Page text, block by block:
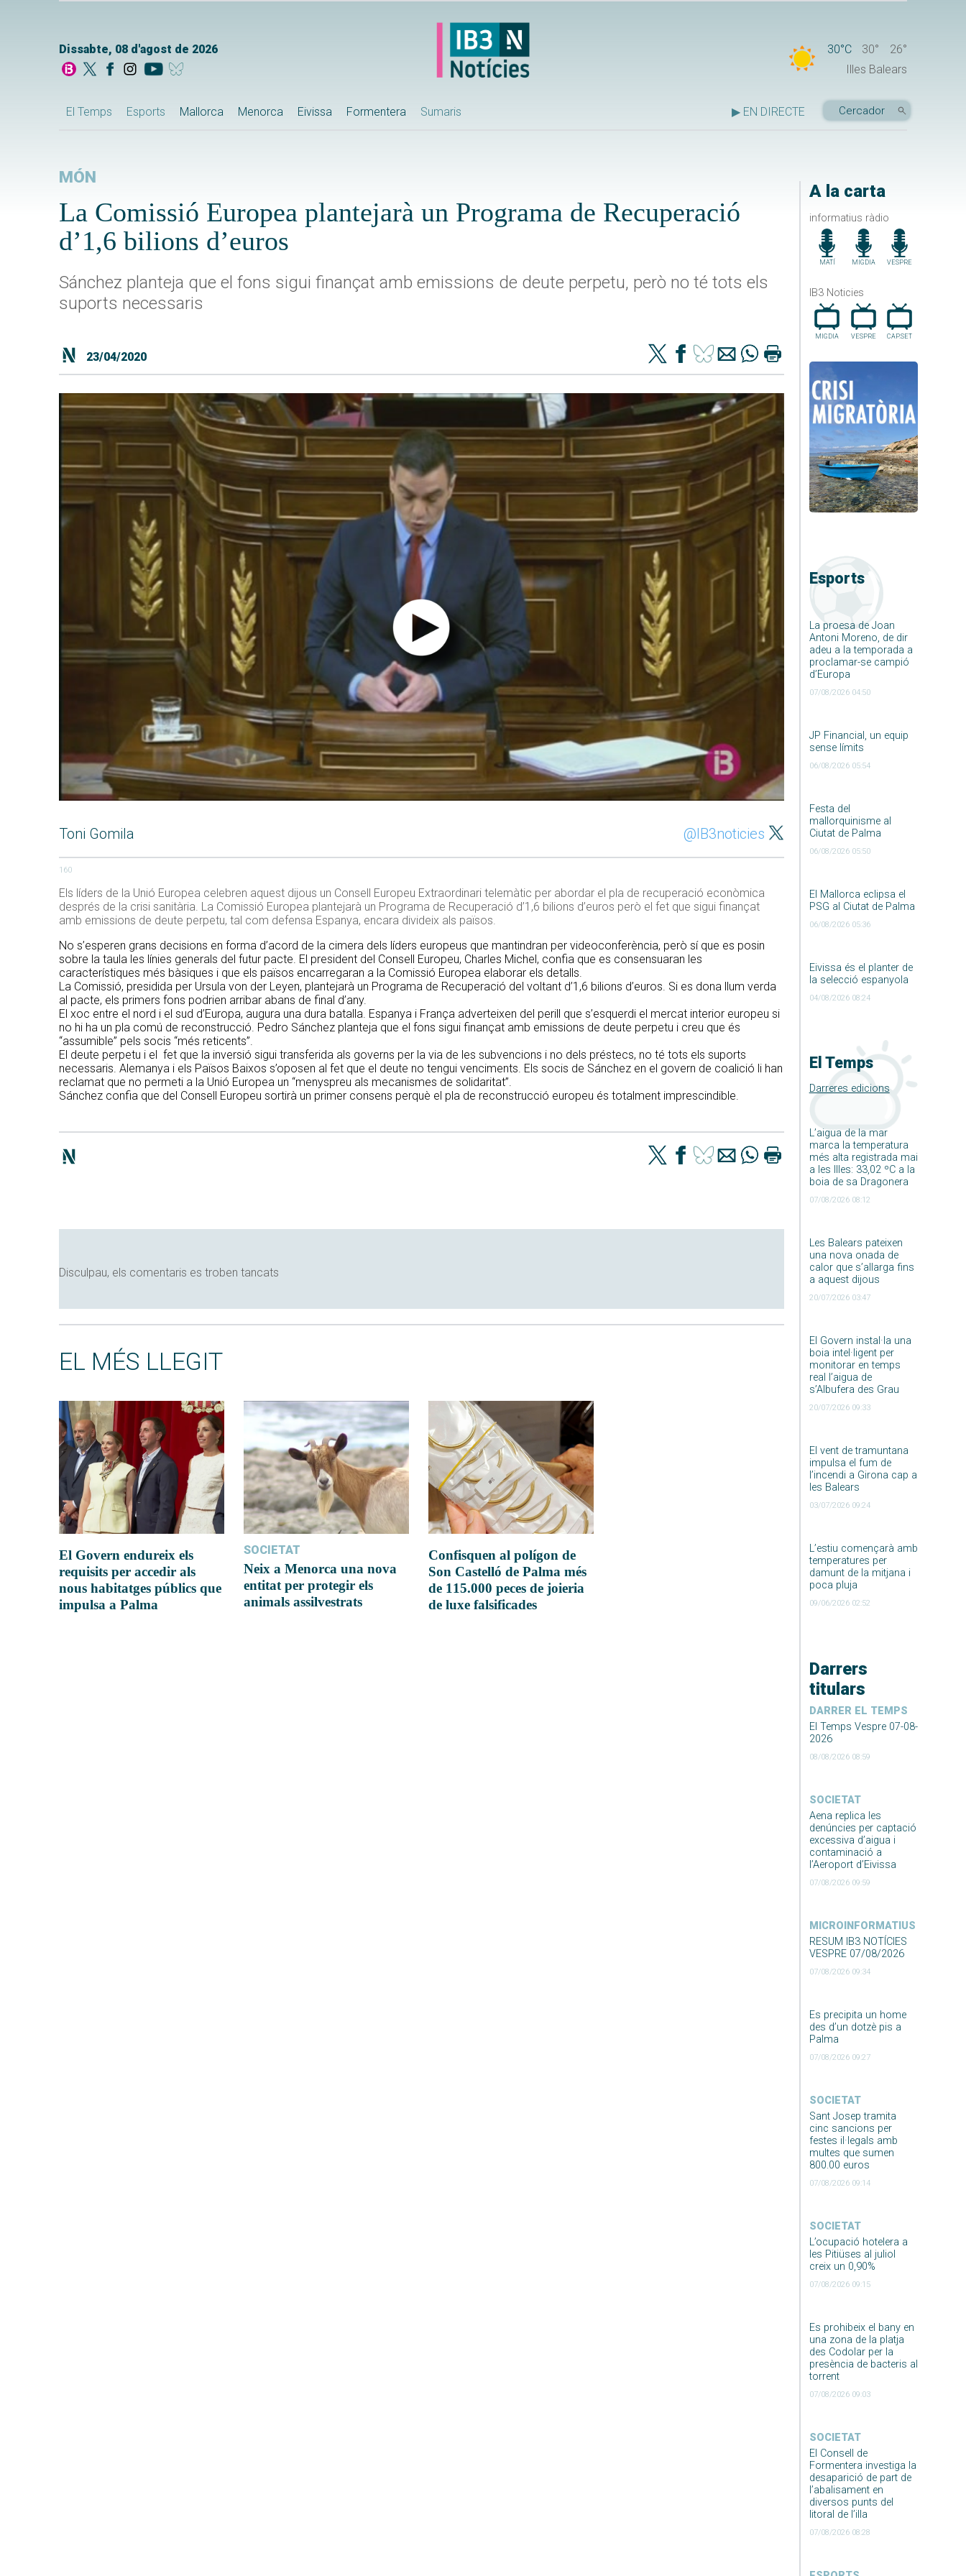
Dissabte, 08 d'agost de 2026 30°C 30°
26°
Illes Balears
El Temps Esports Mallorca Menorca Eivissa Formentera Sumaris ▶ EN DIRECTE
A la carta
informatius ràdio
MATÍ MIGDIA VESPRE
IB3 Noticies
MIGDIA VESPRE CAP.SET
Esports
La proesa de Joan
Antoni Moreno, de dir
adeu a la temporada a
proclamar-se campió
d’Europa
07/08/2026 04:50
JP Financial, un equip
sense límits
06/08/2026 05:54
Festa del
mallorquinisme al
Ciutat de Palma
06/08/2026 05:50
El Mallorca eclipsa el
PSG al Ciutat de Palma
06/08/2026 05:36
Eivissa és el planter de
la selecció espanyola
04/08/2026 08:24
El Temps
Darreres edicions
L’aigua de la mar
marca la temperatura
més alta registrada mai
a les Illes: 33,02 ºC a la
boia de sa Dragonera
07/08/2026 08:12
Les Balears pateixen
una nova onada de
calor que s’allarga fins
a aquest dijous
20/07/2026 03:47
El Govern instal·la una
boia intel·ligent per
monitorar en temps
real l’aigua de
s’Albufera des Grau
20/07/2026 09:33
El vent de tramuntana
impulsa el fum de
l’incendi a Girona cap a
les Balears
03/07/2026 09:24
L’estiu començarà amb
temperatures per
damunt de la mitjana i
poca pluja
09/06/2026 02:52
Darrers
titulars
DARRER EL TEMPS
El Temps Vespre 07-08-
2026
08/08/2026 08:59
SOCIETAT
Aena replica les
denúncies per captació
excessiva d’aigua i
contaminació a
l’Aeroport d’Eivissa
07/08/2026 09:59
MICROINFORMATIUS
RESUM IB3 NOTÍCIES
VESPRE 07/08/2026
07/08/2026 09:34
Es precipita un home
des d’un dotzè pis a
Palma
07/08/2026 09:27
SOCIETAT
Sant Josep tramita
cinc sancions per
festes il·legals amb
multes que sumen
800.00 euros
07/08/2026 09:14
SOCIETAT
L’ocupació hotelera a
les Pitiüses al juliol
creix un 0,90%
07/08/2026 09:15
Es prohibeix el bany en
una zona de la platja
des Codolar per la
presència de bacteris al
torrent
07/08/2026 09:03
SOCIETAT
El Consell de
Formentera investiga la
desaparició de part de
l’abalisament en
diversos punts del
litoral de l’illa
07/08/2026 08:28
MÓN
La Comissió Europea plantejarà un Programa de Recuperació
d’1,6 bilions d’euros
Sánchez planteja que el fons sigui finançat amb emissions de deute perpetu, però no té tots els
suports necessaris
23/04/2020
Toni Gomila @IB3noticies
160
Els líders de la Unió Europea celebren aquest dijous un Consell Europeu Extraordinari telemàtic per abordar el pla de recuperació econòmica
després de la crisi sanitària. La Comissió Europea plantejarà un Programa de Recuperació d’1,6 bilions d’euros però el fet que sigui finançat
amb emissions de deute perpetu, tal com defensa Espanya, encara divideix als països.
No s’esperen grans decisions en forma d’acord de la cimera dels líders europeus que mantindran per videoconferència, però sí que es posin
sobre la taula les línies generals del futur pacte. El president del Consell Europeu, Charles Michel, confia que es consensuaran les
característiques més bàsiques i que els països encarregaran a la Comissió Europea elaborar els detalls.
La Comissió, presidida per Ursula von der Leyen, plantejarà un Programa de Recuperació del voltant d’1,6 bilions d’euros. Si es dona llum verda
al pacte, els primers fons podrien arribar abans de final d’any.
El xoc entre el nord i el sud d’Europa, augura una dura batalla. Espanya i França adverteixen del perill que s’esquerdi el mercat interior europeu si
no hi ha un pla comú de reconstrucció. Pedro Sánchez planteja que el fons sigui finançat amb emissions de deute perpetu i creu que és
“assumible” pels socis “més reticents”.
El deute perpetu i el fet que la inversió sigui transferida als governs per la via de les subvencions i no dels préstecs, no té tots els suports
necessaris. Alemanya i els Països Baixos s’oposen al fet que el deute no tengui venciments. Els socis de Sánchez en el govern de coalició li han
reclamat que no permeti a la Unió Europea un “menyspreu als mecanismes de solidaritat”.
Sánchez confia que del Consell Europeu sortirà un primer consens perquè el pla de reconstrucció europeu és totalment imprescindible.
Disculpau, els comentaris es troben tancats
EL MÉS LLEGIT
El Govern endureix els
requisits per accedir als
nous habitatges públics que
impulsa a Palma
SOCIETAT
Neix a Menorca una nova
entitat per protegir els
animals assilvestrats
Confisquen al polígon de
Son Castelló de Palma més
de 115.000 peces de joieria
de luxe falsificades